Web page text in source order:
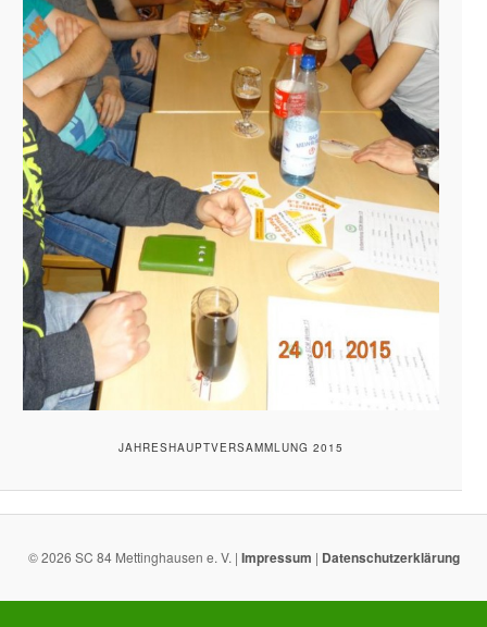
JAHRESHAUPTVERSAMMLUNG 2015
© 2026 SC 84 Mettinghausen e. V. | Impressum | Datenschutzerklärung